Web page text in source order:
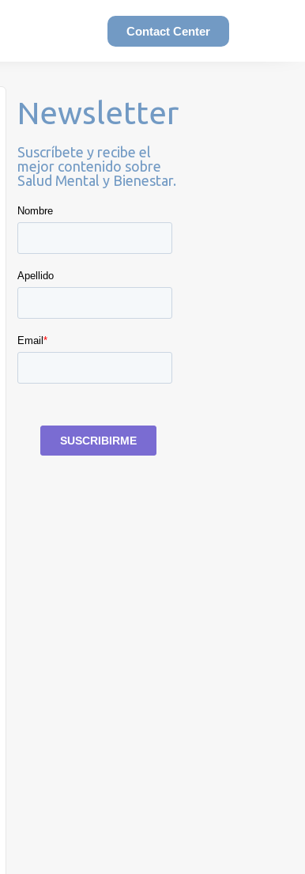
Contact Center
Newsletter
Suscríbete y recibe el
mejor contenido sobre
Salud Mental y Bienestar.